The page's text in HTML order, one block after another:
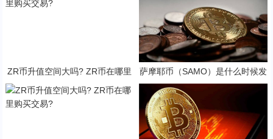
ZR币升值空间大吗? ZR币在哪里
萨摩耶币（SAMO）是什么时候发
行的？SAMO币可以做什么？